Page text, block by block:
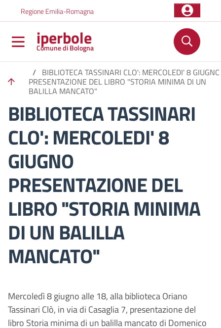
Regione Emilia-Romagna
iperbole
Comune di Bologna
/ BIBLIOTECA TASSINARI CLO': MERCOLEDI' 8 GIUGNO
PRESENTAZIONE DEL LIBRO "STORIA MINIMA DI UN
BALILLA MANCATO"
BIBLIOTECA TASSINARI
CLO': MERCOLEDI' 8
GIUGNO
PRESENTAZIONE DEL
LIBRO "STORIA MINIMA
DI UN BALILLA
MANCATO"
Mercoledì 8 giugno alle 18, alla biblioteca Oriano
Tassinari Clò, in via di Casaglia 7, presentazione del
libro Storia minima di un balilla mancato di Domenico